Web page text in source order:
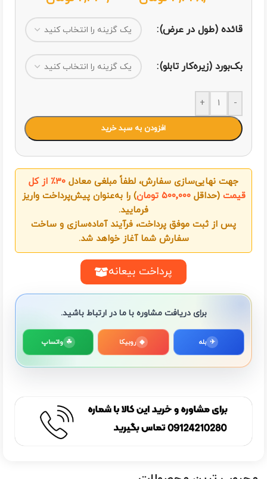
قائده (طول در عرض)
بک‌بورد (زیره‌کار تابلو)
-
+
افزودن به سبد خرید
جهت نهایی‌سازی سفارش، لطفاً مبلغی معادل
۳۰٪ از کل
قیمت (حداقل۵۰۰٬۰۰۰ تومان
) را به‌عنوان پیش‌پرداخت واریز
فرمایید.
پس از ثبت موفق پرداخت، فرآیند آماده‌سازی و ساخت
سفارش شما آغاز خواهد شد.
پرداخت بیعانه
برای دریافت مشاوره با ما در ارتباط باشید.
✈ بله ◆ روبیکا ☘ واتساپ